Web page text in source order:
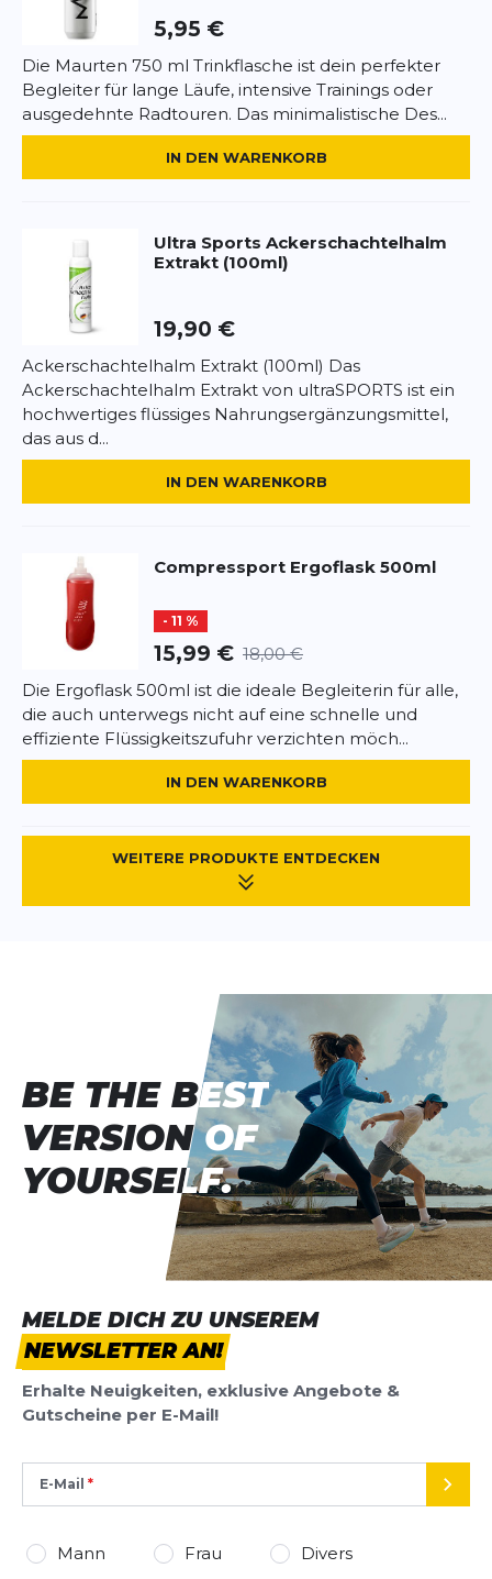
gängige Trinkgürtel- oder Fahrradhalterung
und lässt sich leicht reinigen.
Highlights:
Leichtes, BPA-freies Material
Ergonomische Form für optimalen Halt
Sportverschluss für schnelles Trinken
500ml Volumen – ideal für Training und
Wettkampf
Passend zu Maurten-Gels und -Getränken
Fazit:
DieMaurten Trinkflasche 500ml
Funktionalität, Qualität und schlichtes
Design
. Sie ist die perfekte Wahl für alle, die
beim Sport Wert aufeffiziente Hydration und
hohen Komfortlegen.
*Pflichtfelder
5,95 €
Die Maurten 750 ml Trinkflasche ist dein perfekter
Begleiter für lange Läufe, intensive Trainings oder
ausgedehnte Radtouren. Das minimalistische Des...
IN DEN WARENKORB
Ultra Sports Ackerschachtelhalm
Extrakt (100ml)
19,90 €
Ackerschachtelhalm Extrakt (100ml) Das
Ackerschachtelhalm Extrakt von ultraSPORTS ist ein
hochwertiges flüssiges Nahrungsergänzungsmittel,
das aus d...
IN DEN WARENKORB
Compressport Ergoflask 500ml
- 11 %
15,99 € 18,00 €
Die Ergoflask 500ml ist die ideale Begleiterin für alle,
die auch unterwegs nicht auf eine schnelle und
effiziente Flüssigkeitszufuhr verzichten möch...
IN DEN WARENKORB
WEITERE PRODUKTE ENTDECKEN
MELDE DICH ZU UNSEREM
NEWSLETTER AN!
Erhalte Neuigkeiten, exklusive Angebote &
Gutscheine per E-Mail!
E-Mail
Mann Frau Divers
BE THE BEST
VERSION OF
YOURSELF.
BE THE BEST
VERSION OF
YOURSELF.